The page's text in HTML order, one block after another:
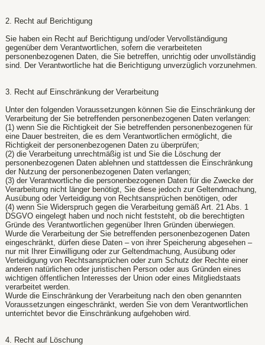
2. Recht auf Berichtigung
Sie haben ein Recht auf Berichtigung und/oder Vervollständigung
gegenüber dem Verantwortlichen, sofern die verarbeiteten
personenbezogenen Daten, die Sie betreffen, unrichtig oder unvollständig
sind. Der Verantwortliche hat die Berichtigung unverzüglich vorzunehmen.
3. Recht auf Einschränkung der Verarbeitung
Unter den folgenden Voraussetzungen können Sie die Einschränkung der
Verarbeitung der Sie betreffenden personenbezogenen Daten verlangen:
(1) wenn Sie die Richtigkeit der Sie betreffenden personenbezogenen für
eine Dauer bestreiten, die es dem Verantwortlichen ermöglicht, die
Richtigkeit der personenbezogenen Daten zu überprüfen;
(2) die Verarbeitung unrechtmäßig ist und Sie die Löschung der
personenbezogenen Daten ablehnen und stattdessen die Einschränkung
der Nutzung der personenbezogenen Daten verlangen;
(3) der Verantwortliche die personenbezogenen Daten für die Zwecke der
Verarbeitung nicht länger benötigt, Sie diese jedoch zur Geltendmachung,
Ausübung oder Verteidigung von Rechtsansprüchen benötigen, oder
(4) wenn Sie Widerspruch gegen die Verarbeitung gemäß Art. 21 Abs. 1
DSGVO eingelegt haben und noch nicht feststeht, ob die berechtigten
Gründe des Verantwortlichen gegenüber Ihren Gründen überwiegen.
Wurde die Verarbeitung der Sie betreffenden personenbezogenen Daten
eingeschränkt, dürfen diese Daten – von ihrer Speicherung abgesehen –
nur mit Ihrer Einwilligung oder zur Geltendmachung, Ausübung oder
Verteidigung von Rechtsansprüchen oder zum Schutz der Rechte einer
anderen natürlichen oder juristischen Person oder aus Gründen eines
wichtigen öffentlichen Interesses der Union oder eines Mitgliedstaats
verarbeitet werden.
Wurde die Einschränkung der Verarbeitung nach den oben genannten
Voraussetzungen eingeschränkt, werden Sie von dem Verantwortlichen
unterrichtet bevor die Einschränkung aufgehoben wird.
4. Recht auf Löschung